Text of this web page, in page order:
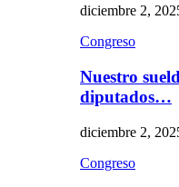
diciembre 2,
Congreso
Nuestro
diputados…
diciembre 2,
Congreso